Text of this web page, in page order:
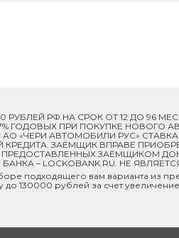
РУБЛЕЙ РФ НА СРОК ОТ 12 ДО 96
ГОДОВЫХ ПРИ ПОКУПКЕ
«ЧЕРИ АВТОМОБИЛИ РУС»
ЗАЁМЩИК ВПРАВЕ
ЗАЁМЩИКОМ
– LOCKOBANK.RU. НЕ
подходящего вам варианта из
до 130000 рублей за счет